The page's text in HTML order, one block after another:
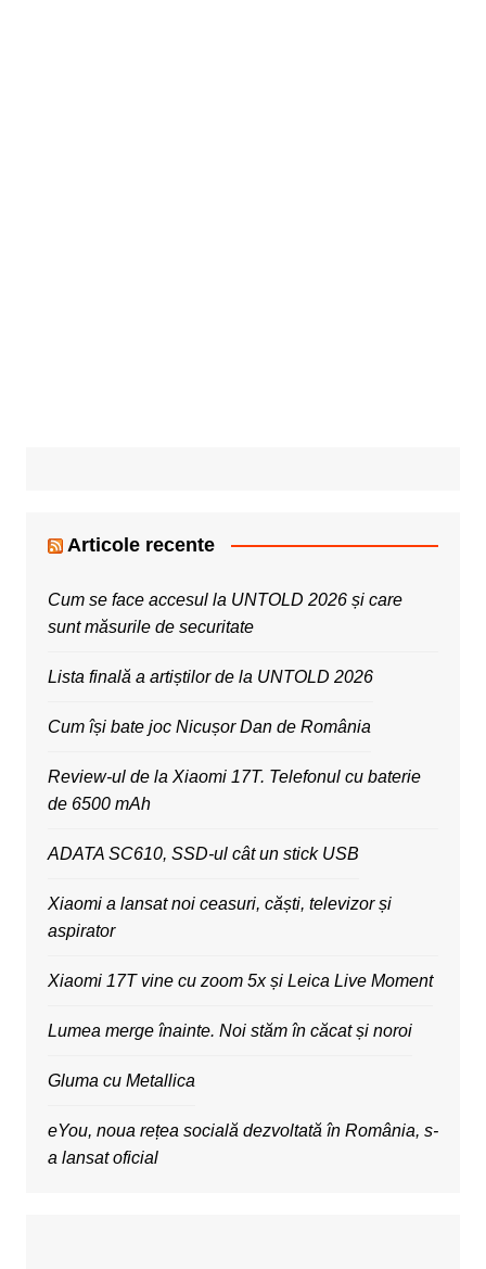
Articole recente
Cum se face accesul la UNTOLD 2026 și care
sunt măsurile de securitate
Lista finală a artiștilor de la UNTOLD 2026
Cum își bate joc Nicușor Dan de România
Review-ul de la Xiaomi 17T. Telefonul cu baterie
de 6500 mAh
ADATA SC610, SSD-ul cât un stick USB
Xiaomi a lansat noi ceasuri, căști, televizor și
aspirator
Xiaomi 17T vine cu zoom 5x și Leica Live Moment
Lumea merge înainte. Noi stăm în căcat și noroi
Gluma cu Metallica
eYou, noua rețea socială dezvoltată în România, s-
a lansat oficial